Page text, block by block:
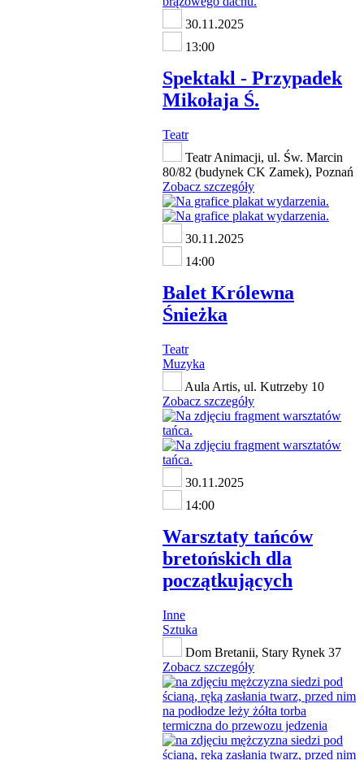
30.11.2025
13:00
Spektakl - Przypadek
Mikołaja Ś.
Teatr
Teatr Animacji, ul. Św. Marcin
80/82 (budynek CK Zamek), Poznań
Zobacz szczegóły
30.11.2025
14:00
Balet Królewna
Śnieżka
Teatr
Muzyka
Aula Artis, ul. Kutrzeby 10
Zobacz szczegóły
30.11.2025
14:00
Warsztaty tańców
bretońskich dla
początkujących
Inne
Sztuka
Dom Bretanii, Stary Rynek 37
Zobacz szczegóły